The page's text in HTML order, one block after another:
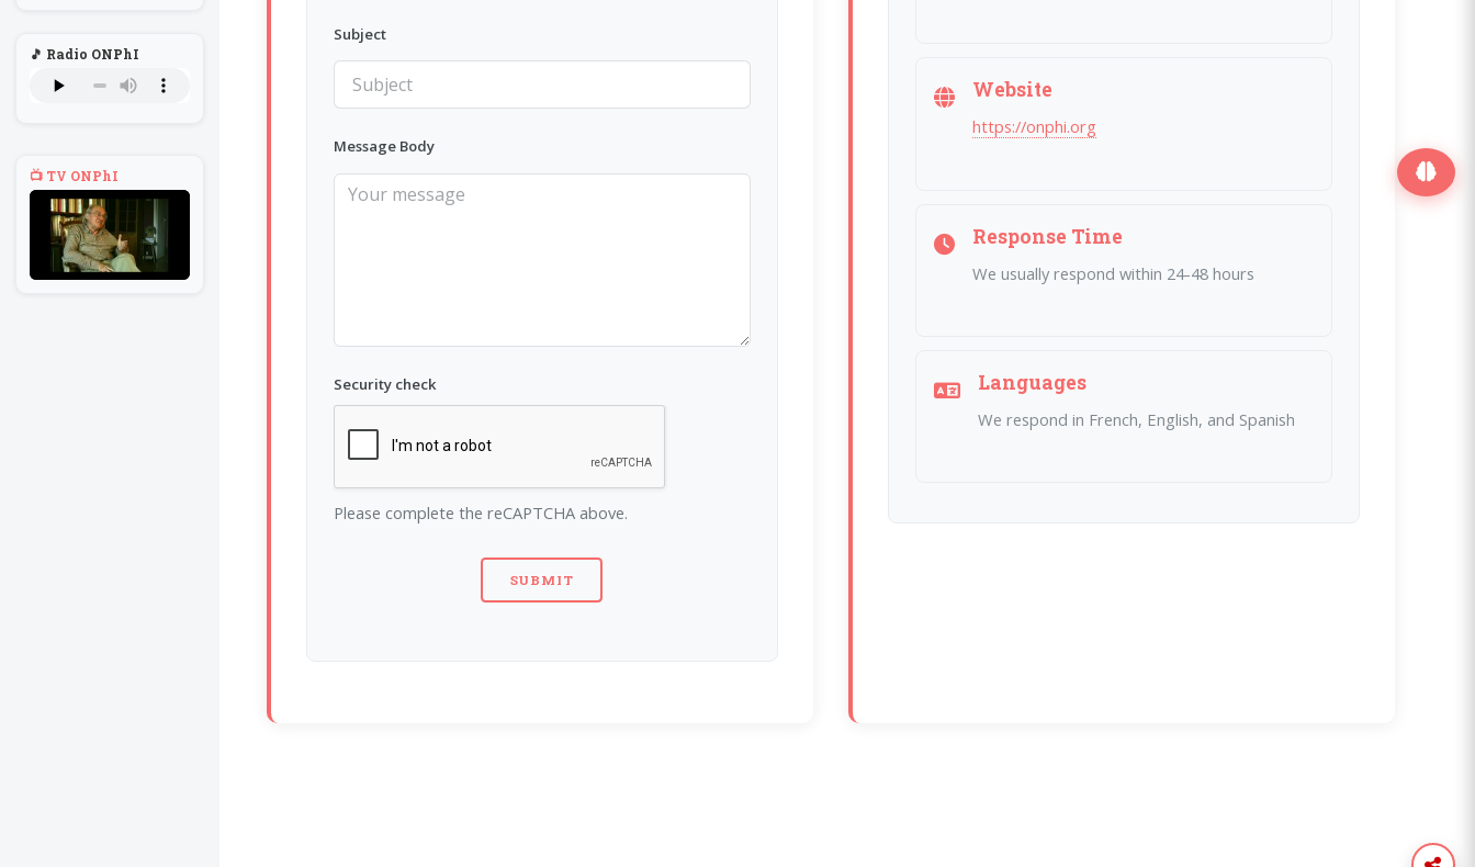
Subject
Message Body
Security check
Please complete the reCAPTCHA above.
Website
https://onphi.org(opens in a new window)
Response Time
We usually respond within 24-48 hours
Languages
We respond in French, English, and Spanish
Voltaire aurait mis ça
Théorie du
navigateur solitaire
MEMBERS
L'Un au rien
NEWS
🎵 Radio ONPhI
📺 TV ONPhI